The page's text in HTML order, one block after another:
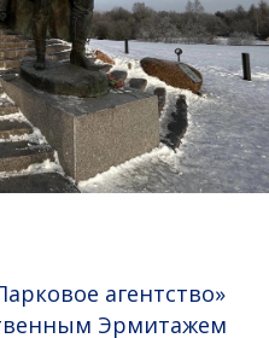
агентство»
Эрмитажем